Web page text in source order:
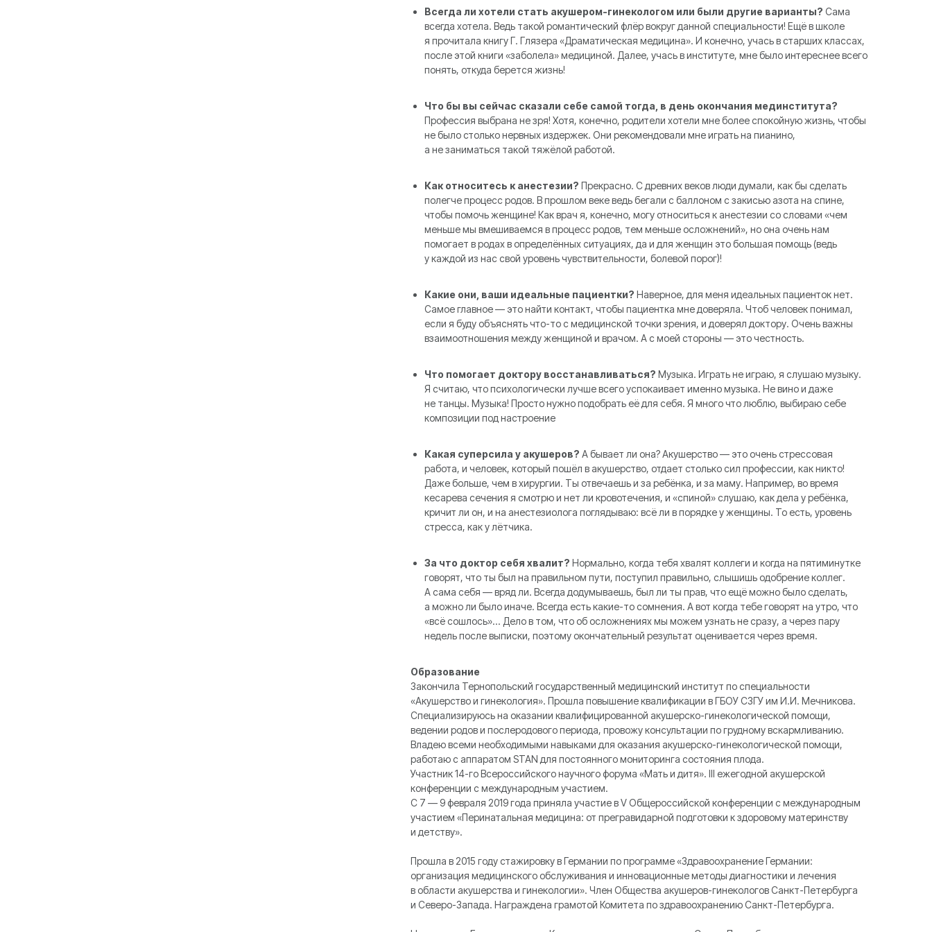
Всегда ли хотели стать акушером-гинекологом или были другие варианты? Сама
всегда хотела. Ведь такой романтический флёр вокруг данной специальности! Ещё в школе
я прочитала книгу Г. Глязера «Драматическая медицина». И конечно, учась в старших классах,
после этой книги «заболела» медициной. Далее, учась в институте, мне было интереснее всего
понять, откуда берется жизнь!
Что бы вы сейчас сказали себе самой тогда, в день окончания мединститута?
Профессия выбрана не зря! Хотя, конечно, родители хотели мне более спокойную жизнь, чтобы
не было столько нервных издержек. Они рекомендовали мне играть на пианино,
а не заниматься такой тяжёлой работой.
Как относитесь к анестезии? Прекрасно. С древних веков люди думали, как бы сделать
полегче процесс родов. В прошлом веке ведь бегали с баллоном с закисью азота на спине,
чтобы помочь женщине! Как врач я, конечно, могу относиться к анестезии со словами «чем
меньше мы вмешиваемся в процесс родов, тем меньше осложнений», но она очень нам
помогает в родах в определённых ситуациях, да и для женщин это большая помощь (ведь
у каждой из нас свой уровень чувствительности, болевой порог)!
Какие они, ваши идеальные пациентки? Наверное, для меня идеальных пациенток нет.
Самое главное — это найти контакт, чтобы пациентка мне доверяла. Чтоб человек понимал,
если я буду объяснять что-то с медицинской точки зрения, и доверял доктору. Очень важны
взаимоотношения между женщиной и врачом. А с моей стороны — это честность.
Что помогает доктору восстанавливаться? Музыка. Играть не играю, я слушаю музыку.
Я считаю, что психологически лучше всего успокаивает именно музыка. Не вино и даже
не танцы. Музыка! Просто нужно подобрать её для себя. Я много что люблю, выбираю себе
композиции под настроение
Какая суперсила у акушеров? А бывает ли она? Акушерство — это очень стрессовая
работа, и человек, который пошёл в акушерство, отдает столько сил профессии, как никто!
Даже больше, чем в хирургии. Ты отвечаешь и за ребёнка, и за маму. Например, во время
кесарева сечения я смотрю и нет ли кровотечения, и «спиной» слушаю, как дела у ребёнка,
кричит ли он, и на анестезиолога поглядываю: всё ли в порядке у женщины. То есть, уровень
стресса, как у лётчика.
За что доктор себя хвалит? Нормально, когда тебя хвалят коллеги и когда на пятиминутке
говорят, что ты был на правильном пути, поступил правильно, слышишь одобрение коллег.
А сама себя — вряд ли. Всегда додумываешь, был ли ты прав, что ещё можно было сделать,
а можно ли было иначе. Всегда есть какие-то сомнения. А вот когда тебе говорят на утро, что
«всё сошлось»... Дело в том, что об осложнениях мы можем узнать не сразу, а через пару
недель после выписки, поэтому окончательный результат оценивается через время.
Образование
Закончила Тернопольский государственный медицинский институт по специальности
«Акушерство и гинекология». Прошла повышение квалификации в ГБОУ СЗГУ им И.И. Мечникова.
Специализируюсь на оказании квалифицированной акушерско-гинекологической помощи,
ведении родов и послеродового периода, провожу консультации по грудному вскармливанию.
Владею всеми необходимыми навыками для оказания акушерско-гинекологической помощи,
работаю с аппаратом STAN для постоянного мониторинга состояния плода.
Участник 14-го Всероссийского научного форума «Мать и дитя». III ежегодной акушерской
конференции с международным участием.
С 7 — 9 февраля 2019 года приняла участие в V Общероссийской конференции с международным
участием «Перинатальная медицина: от прегравидарной подготовки к здоровому материнству
и детству».
Прошла в 2015 году стажировку в Германии по программе «Здравоохранение Германии:
организация медицинского обслуживания и инновационные методы диагностики и лечения
в области акушерства и гинекологии». Член Общества акушеров-гинекологов Санкт-Петербурга
и Северо-Запада. Награждена грамотой Комитета по здравоохранению Санкт-Петербурга.